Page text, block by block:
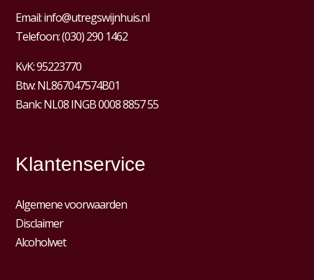
Email:info@utregswijnhuis.nl
Telefoon:(030) 290 1462
KvK:95223770
Btw:NL867047574B01
Bank: NL08 INGB 0008 8857 55
Klantenservice
Algemene voorwaarden
Disclaimer
Alcoholwet